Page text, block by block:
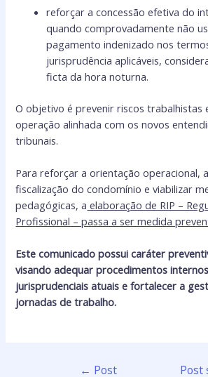
reforçar a concessão efetiva do
quando comprovadamente não
pagamento indenizado nos
jurisprudência aplicáveis,
ficta da hora noturna.
O objetivo é prevenir riscos trabalhistas
operação alinhada com os novos
tribunais.
Para reforçar a orientação operacional,
fiscalização do condomínio e viabilizar
pedagógicas, a elaboração de RIP –
Profissional – passa a ser medida
Este comunicado possui caráter
visando adequar procedimentos
jurisprudenciais atuais e fortalecer a
jornadas de trabalho.
← Post
Post